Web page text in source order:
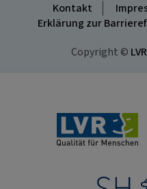
Kontakt
Erklärung zur
Copyright © LVR